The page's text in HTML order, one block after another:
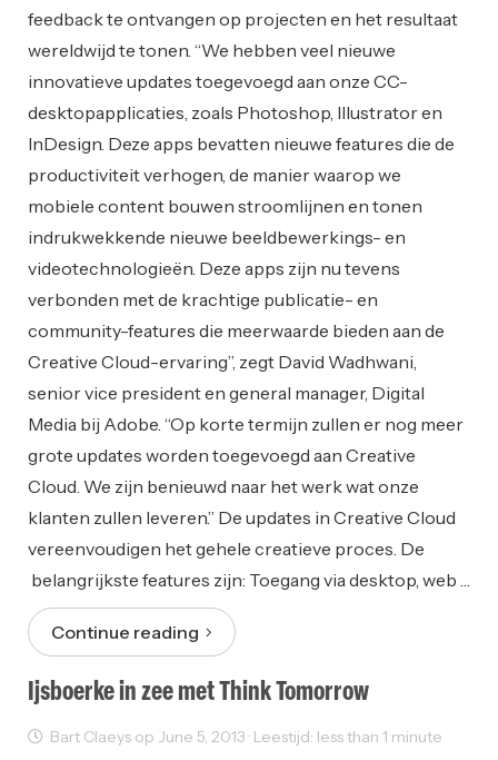
feedback te ontvangen op projecten en het resultaat
wereldwijd te tonen. “We hebben veel nieuwe
innovatieve updates toegevoegd aan onze CC-
desktopapplicaties, zoals Photoshop, Illustrator en
InDesign. Deze apps bevatten nieuwe features die de
productiviteit verhogen, de manier waarop we
mobiele content bouwen stroomlijnen en tonen
indrukwekkende nieuwe beeldbewerkings- en
videotechnologieën. Deze apps zijn nu tevens
verbonden met de krachtige publicatie- en
community-features die meerwaarde bieden aan de
Creative Cloud-ervaring”, zegt David Wadhwani,
senior vice president en general manager, Digital
Media bij Adobe. “Op korte termijn zullen er nog meer
grote updates worden toegevoegd aan Creative
Cloud. We zijn benieuwd naar het werk wat onze
klanten zullen leveren.” De updates in Creative Cloud
vereenvoudigen het gehele creatieve proces. De
belangrijkste features zijn: Toegang via desktop, web …
Continue reading
Ijsboerke in zee met Think Tomorrow
Bart Claeys op June 5, 2013 · Leestijd: less than 1 minute